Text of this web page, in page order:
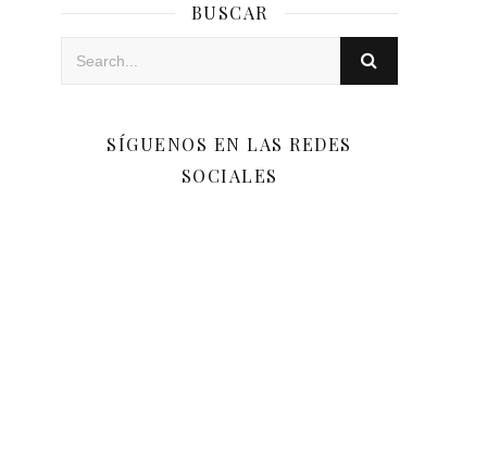
BUSCAR
SÍGUENOS EN LAS REDES
SOCIALES